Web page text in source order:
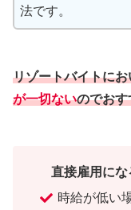
法です。
リゾートバイトにお
が一切ないのでおす
直接雇用に
時給が低い